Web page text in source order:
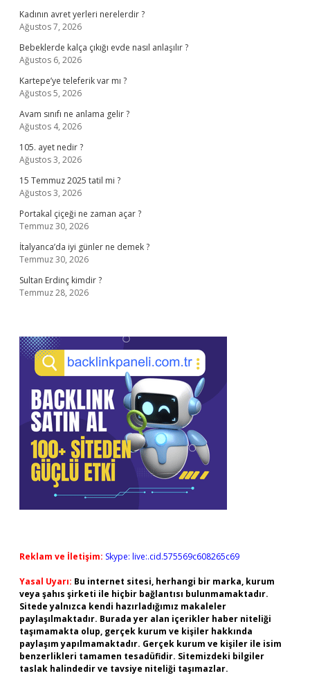
Kadının avret yerleri nerelerdir ?
Ağustos 7, 2026
Bebeklerde kalça çıkığı evde nasıl anlaşılır ?
Ağustos 6, 2026
Kartepe’ye teleferik var mı ?
Ağustos 5, 2026
Avam sınıfı ne anlama gelir ?
Ağustos 4, 2026
105. ayet nedir ?
Ağustos 3, 2026
15 Temmuz 2025 tatil mi ?
Ağustos 3, 2026
Portakal çiçeği ne zaman açar ?
Temmuz 30, 2026
İtalyanca’da iyi günler ne demek ?
Temmuz 30, 2026
Sultan Erdinç kimdir ?
Temmuz 28, 2026
Reklam ve İletişim: Skype: live:.cid.575569c608265c69
Yasal Uyarı: Bu internet sitesi, herhangi bir marka, kurum
veya şahıs şirketi ile hiçbir bağlantısı bulunmamaktadır.
Sitede yalnızca kendi hazırladığımız makaleler
paylaşılmaktadır. Burada yer alan içerikler haber niteliği
taşımamakta olup, gerçek kurum ve kişiler hakkında
paylaşım yapılmamaktadır. Gerçek kurum ve kişiler ile isim
benzerlikleri tamamen tesadüfidir. Sitemizdeki bilgiler
taslak halindedir ve tavsiye niteliği taşımazlar.